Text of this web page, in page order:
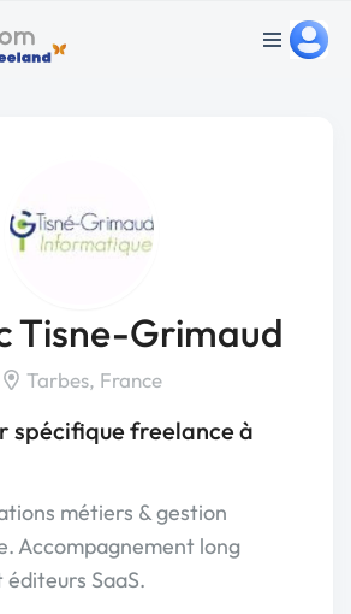
Tisne-Grimaud
Tarbes, France
spécifique freelance à
métiers & gestion
Accompagnement long
SaaS.